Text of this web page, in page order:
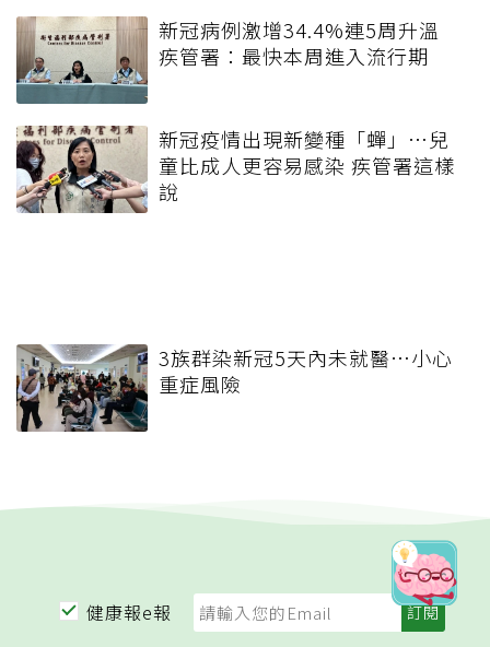
新冠病例激增34.4%連5周升溫
疾管署：最快本周進入流行期
新冠疫情出現新變種「蟬」…兒
童比成人更容易感染 疾管署這樣
說
3族群染新冠5天內未就醫…小心
重症風險
健康報e報